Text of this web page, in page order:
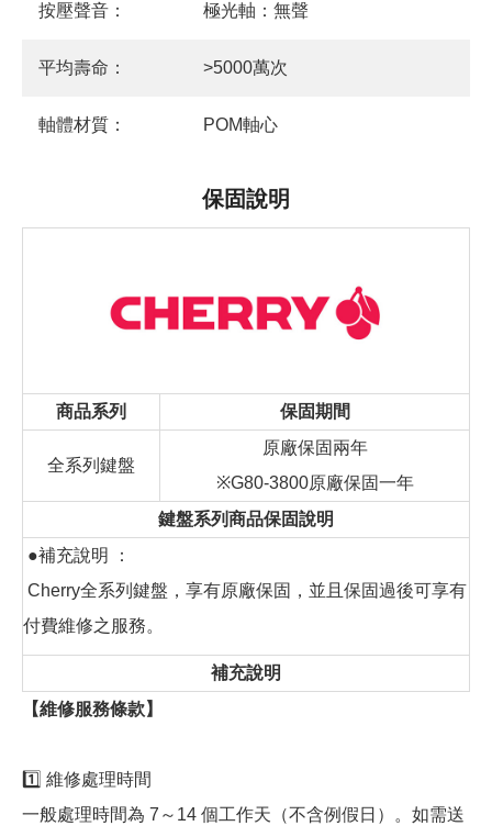
按壓聲音： 極光軸：無聲
平均壽命： >5000萬次
軸體材質： POM軸心
保固說明
商品系列 保固期間
全系列鍵盤
原廠保固兩年
※G80-3800原廠保固一年
鍵盤系列商品保固說明
●補充說明 ：
Cherry全系列鍵盤，享有原廠保固，並且保固過後可享有
付費維修之服務。
補充說明
【維修服務條款】
1️⃣ 維修處理時間
一般處理時間為 7～14 個工作天（不含例假日）。如需送